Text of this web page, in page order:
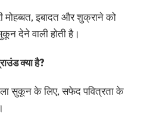
मोहब्बत, इबादत और शुक्राने को
देने वाली होती है।
क्या है?
सुकून के लिए, सफेद पवित्रता के